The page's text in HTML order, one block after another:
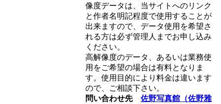
像度データは、当サイトへのリンク
と作者名明記程度で使用することが
出来ますので、データ使用を希望さ
れる方は必ず管理人までお申し込み
ください。
高解像度のデータ、あるいは業務使
用をご希望の場合は有料となりま
す。使用目的により料金は違います
ので、ご相談下さい。
問い合わせ先 佐野写真館（佐野雅